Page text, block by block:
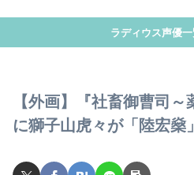
ラディウス声優
【外画】『社畜御曹司～
に獅子山虎々が「陸宏燊